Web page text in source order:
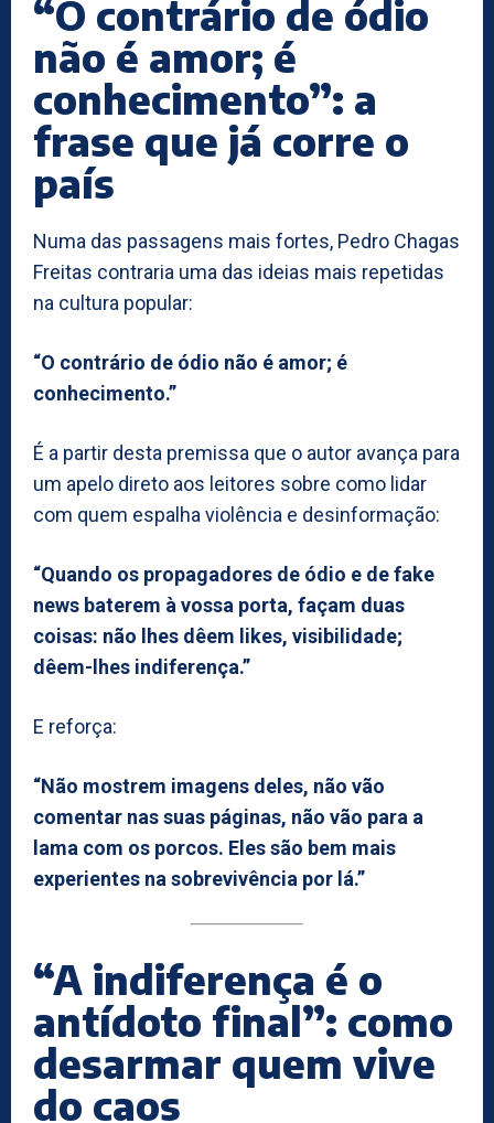
“O contrário de ódio
não é amor; é
conhecimento”: a
frase que já corre o
país
Numa das passagens mais fortes, Pedro Chagas
Freitas contraria uma das ideias mais repetidas
na cultura popular:
“O contrário de ódio não é amor; é
conhecimento.”
É a partir desta premissa que o autor avança para
um apelo direto aos leitores sobre como lidar
com quem espalha violência e desinformação:
“Quando os propagadores de ódio e de fake
news baterem à vossa porta, façam duas
coisas: não lhes dêem likes, visibilidade;
dêem-lhes indiferença.”
E reforça:
“Não mostrem imagens deles, não vão
comentar nas suas páginas, não vão para a
lama com os porcos. Eles são bem mais
experientes na sobrevivência por lá.”
“A indiferença é o
antídoto final”: como
desarmar quem vive
do caos